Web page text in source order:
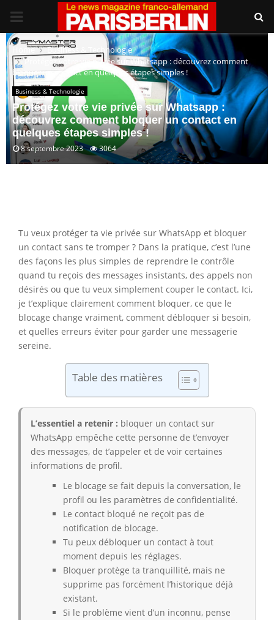
PRIMARY
MENU
Home
Business & Technologie
Protégez votre vie privée sur Whatsapp : découvrez comment
bloquer un contact en quelques étapes simples !
Business & Technologie
Protégez votre vie privée sur Whatsapp :
découvrez comment bloquer un contact en
quelques étapes simples !
8 septembre 2023 3064
Tu veux protéger ta vie privée sur WhatsApp et bloquer
un contact sans te tromper ? Dans la pratique, c’est l’une
des façons les plus simples de reprendre le contrôle
quand tu reçois des messages insistants, des appels non
désirés ou que tu veux simplement couper le contact. Ici,
je t’explique clairement comment bloquer, ce que le
blocage change vraiment, comment débloquer si besoin,
et quelles erreurs éviter pour garder une messagerie
sereine.
Table des matières
L’essentiel a retenir : bloquer un contact sur
WhatsApp empêche cette personne de t’envoyer
des messages, de t’appeler et de voir certaines
informations de profil.
Le blocage se fait depuis la conversation, le
profil ou les paramètres de confidentialité.
Le contact bloqué ne reçoit pas de
notification de blocage.
Tu peux débloquer un contact à tout
moment depuis les réglages.
Bloquer protège ta tranquillité, mais ne
supprime pas forcément l’historique déjà
existant.
Si le problème vient d’un inconnu, pense